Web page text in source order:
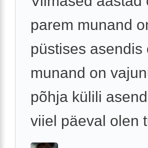
parem munand
püstises
munand on
põhja külili
viiel päeval olen